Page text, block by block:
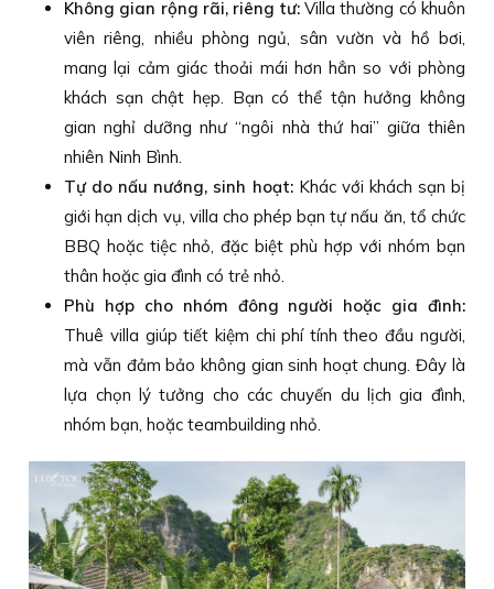
Không gian rộng rãi, riêng tư: Villa thường có khuôn
viên riêng, nhiều phòng ngủ, sân vườn và hồ bơi,
mang lại cảm giác thoải mái hơn hẳn so với phòng
khách sạn chật hẹp. Bạn có thể tận hưởng không
gian nghỉ dưỡng như “ngôi nhà thứ hai” giữa thiên
nhiên Ninh Bình.
Tự do nấu nướng, sinh hoạt: Khác với khách sạn bị
giới hạn dịch vụ, villa cho phép bạn tự nấu ăn, tổ chức
BBQ hoặc tiệc nhỏ, đặc biệt phù hợp với nhóm bạn
thân hoặc gia đình có trẻ nhỏ.
Phù hợp cho nhóm đông người hoặc gia đình:
Thuê villa giúp tiết kiệm chi phí tính theo đầu người,
mà vẫn đảm bảo không gian sinh hoạt chung. Đây là
lựa chọn lý tưởng cho các chuyến du lịch gia đình,
nhóm bạn, hoặc teambuilding nhỏ.